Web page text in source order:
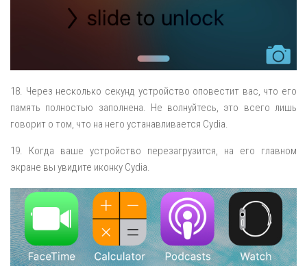
18. Через несколько секунд устройство оповестит вас, что его
память полностью заполнена. Не волнуйтесь, это всего лишь
говорит о том, что на него устанавливается Cydia.
19. Когда ваше устройство перезагрузится, на его главном
экране вы увидите иконку Cydia.